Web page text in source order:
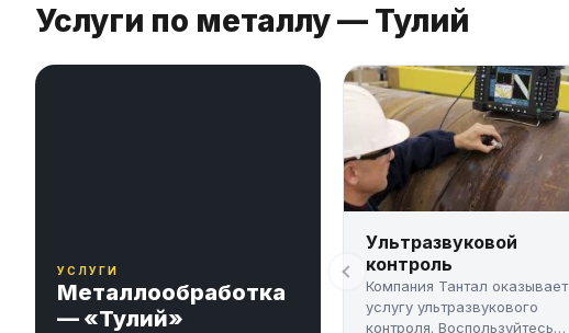
Услуги по металлу — Тулий
УСЛУГИ
Металлообработка
— «Тулий»
Ультразвуковой
контроль
Компания Тантал оказывает
услугу ультразвукового
контроля. Воспользуйтесь